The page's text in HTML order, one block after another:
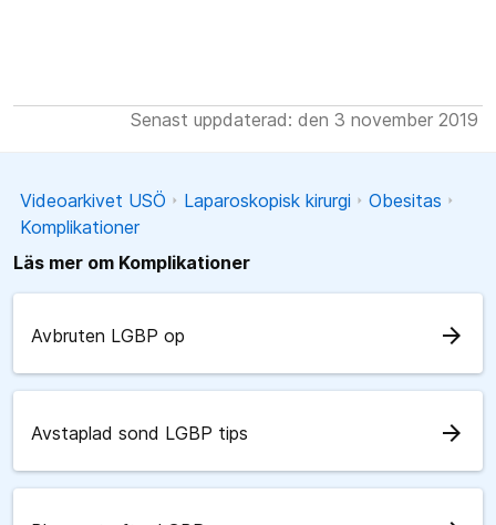
Senast uppdaterad: den 3 november 2019
Videoarkivet USÖ Laparoskopisk kirurgi
Obesitas
Komplikationer
Läs mer om Komplikationer
Avbruten LGBP op arrow_forward
Avstaplad sond LGBP tips arrow_forward